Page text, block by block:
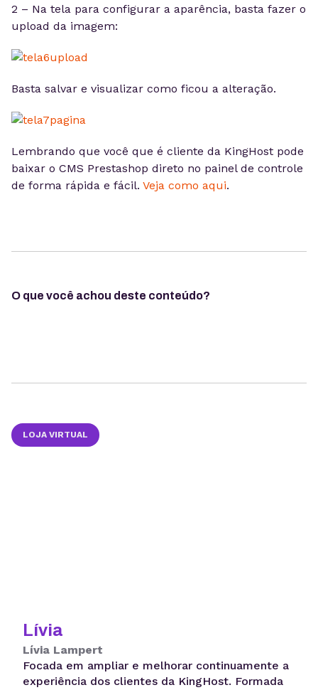
2 – Na tela para configurar a aparência, basta fazer o
upload da imagem:
Basta salvar e visualizar como ficou a alteração.
Lembrando que você que é cliente da KingHost pode
baixar o CMS Prestashop direto no painel de controle
de forma rápida e fácil. Veja como aqui.
O que você achou deste conteúdo?
LOJA VIRTUAL
Lívia
Lívia Lampert
Focada em ampliar e melhorar continuamente a
experiência dos clientes da KingHost. Formada